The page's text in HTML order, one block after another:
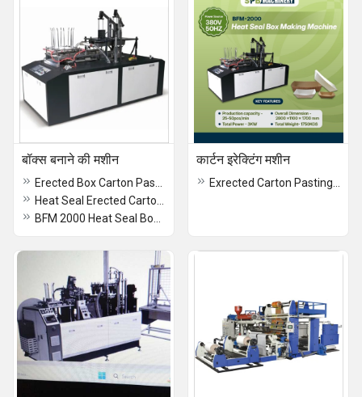
बॉक्स बनाने की मशीन कार्टन इरेक्टिंग मशीन